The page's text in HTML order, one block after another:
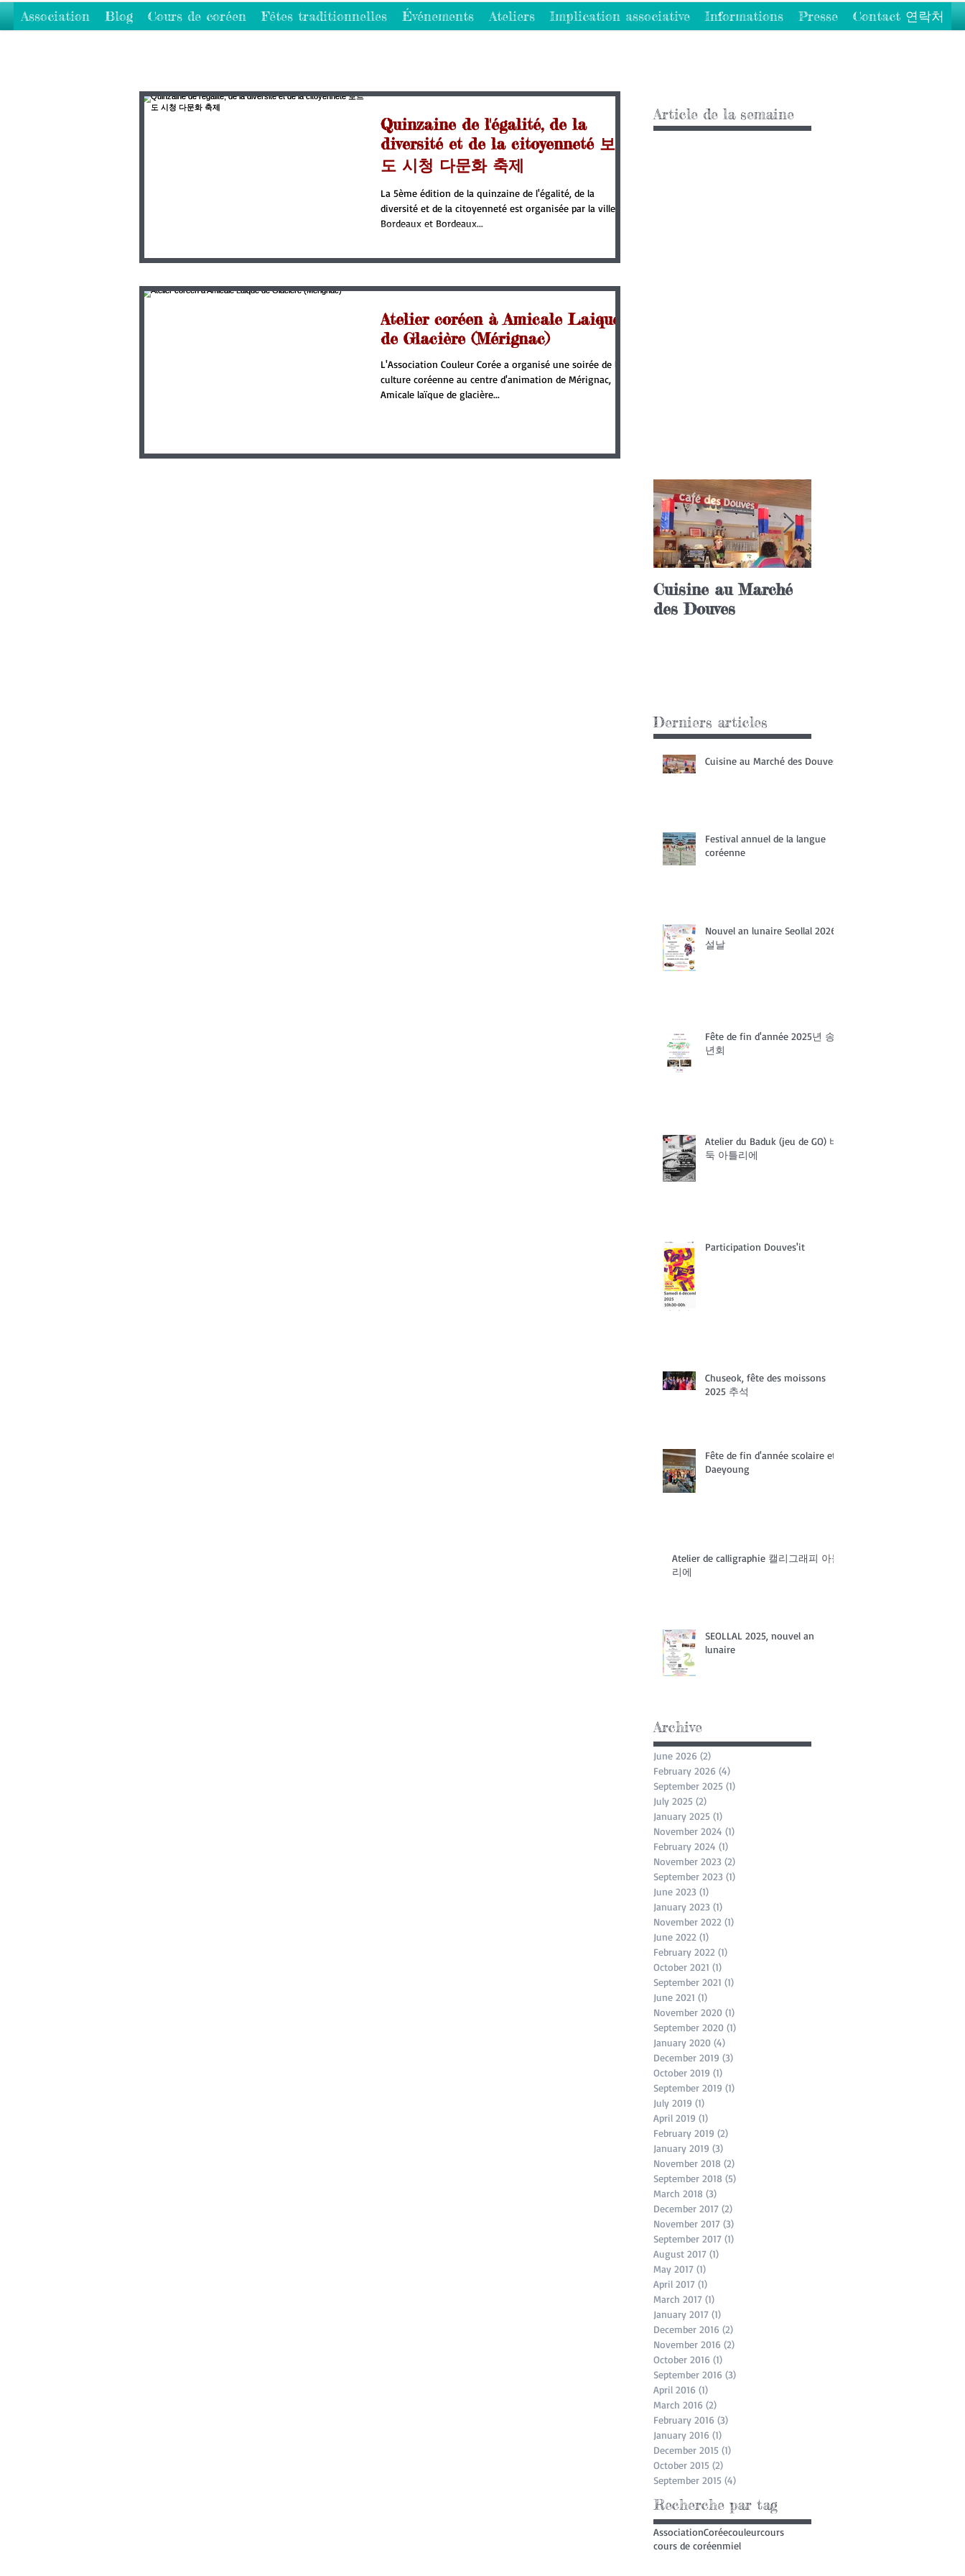
Association Blog Cours de coréen Fêtes traditionnelles Événements Ateliers Implication associative Informations Presse Contact 연락처
Quinzaine de l'égalité, de la
diversité et de la citoyenneté 보르
도 시청 다문화 축제
La 5ème édition de la quinzaine de l'égalité, de la
diversité et de la citoyenneté est organisée par la ville de
Bordeaux et Bordeaux...
Atelier coréen à Amicale Laique
de Glacière (Mérignac)
L'Association Couleur Corée a organisé une soirée de la
culture coréenne au centre d'animation de Mérignac,
Amicale laïque de glacière...
Article de la semaine
Cuisine au Marché
des Douves
Derniers articles
Cuisine au Marché des Douves
Festival annuel de la langue
coréenne
Nouvel an lunaire Seollal 2026
설날
Fête de fin d'année 2025년 송
년회
Atelier du Baduk (jeu de GO) 바
둑 아틀리에
Participation Douves'it
Chuseok, fête des moissons
2025 추석
Fête de fin d'année scolaire et
Daeyoung
Atelier de calligraphie 캘리그래피 아들
리에
SEOLLAL 2025, nouvel an
lunaire
Archive
June 2026 (2)
February 2026 (4)
September 2025 (1)
July 2025 (2)
January 2025 (1)
November 2024 (1)
February 2024 (1)
November 2023 (2)
September 2023 (1)
June 2023 (1)
January 2023 (1)
November 2022 (1)
June 2022 (1)
February 2022 (1)
October 2021 (1)
September 2021 (1)
June 2021 (1)
November 2020 (1)
September 2020 (1)
January 2020 (4)
December 2019 (3)
October 2019 (1)
September 2019 (1)
July 2019 (1)
April 2019 (1)
February 2019 (2)
January 2019 (3)
November 2018 (2)
September 2018 (5)
March 2018 (3)
December 2017 (2)
November 2017 (3)
September 2017 (1)
August 2017 (1)
May 2017 (1)
April 2017 (1)
March 2017 (1)
January 2017 (1)
December 2016 (2)
November 2016 (2)
October 2016 (1)
September 2016 (3)
April 2016 (1)
March 2016 (2)
February 2016 (3)
January 2016 (1)
December 2015 (1)
October 2015 (2)
September 2015 (4)
Recherche par tag
AssociationCoréecouleurcours
cours de coréenmiel